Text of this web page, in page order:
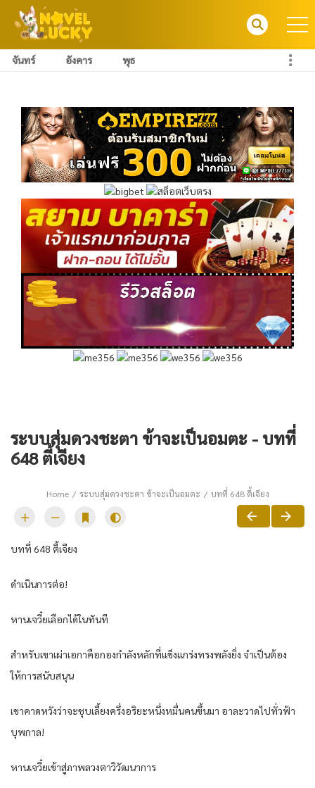
จันทร์ อังคาร พุธ
ระบบสุ่มดวงชะตา ข้าจะเป็นอมตะ - บทที่
648 ตี้เจียง
Home ระบบสุ่มดวงชะตา ข้าจะเป็นอมตะ บทที่ 648 ตี้เจียง
บทที่ 648 ตี้เจียง
ดำเนินการต่อ!
หานเจวี๋ยเลือกได้ในทันที
สำหรับเขาเผ่าเอกาคือกองกำลังหลักที่แข็งแกร่งทรงพลังยิ่ง จำเป็นต้อง
ให้การสนับสนุน
เขาคาดหวังว่าจะชุบเลี้ยงครึ่งอริยะหนึ่งหมื่นคนขึ้นมา อาละวาดไปทั่วฟ้า
บุพกาล!
หานเจวี๋ยเข้าสู่ภาพลวงตาวิวัฒนาการ